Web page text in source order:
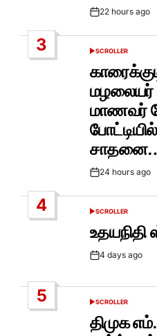
Post22 hours ago
3
POSTED
SCROLLER
மழலையர்
மாணவர்
Post24 hours ago
4
POSTED
SCROLLER
Post4 days ago
5
POSTED
SCROLLER
திமுக